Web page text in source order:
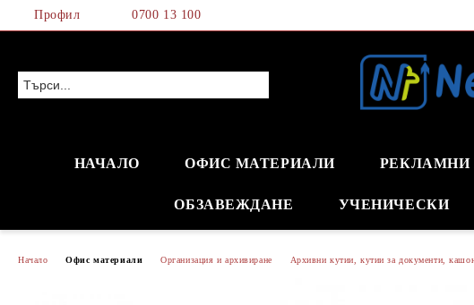
Профил 0700 13 100
НАЧАЛО ОФИС МАТЕРИАЛИ РЕКЛАМНИ
ОБЗАВЕЖДАНЕ УЧЕНИЧЕСКИ
Начало Офис материали Организация и архивиране Архивни кутии, кутии за документи,